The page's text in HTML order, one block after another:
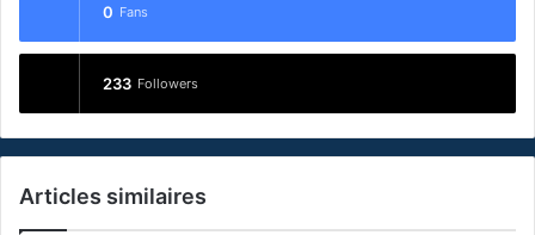
0 Fans
233 Followers
Articles similaires